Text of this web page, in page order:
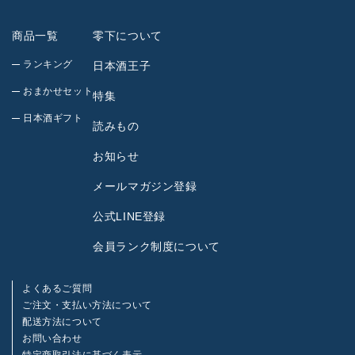
商品一覧
ランキング
おまかせセット
日本酒ギフト
零下について
日本酒王子
特集
読みもの
お知らせ
メールマガジン登録
公式LINE登録
会員ランク制度について
よくあるご質問
ご注文・支払い方法について
配送方法について
お問い合わせ